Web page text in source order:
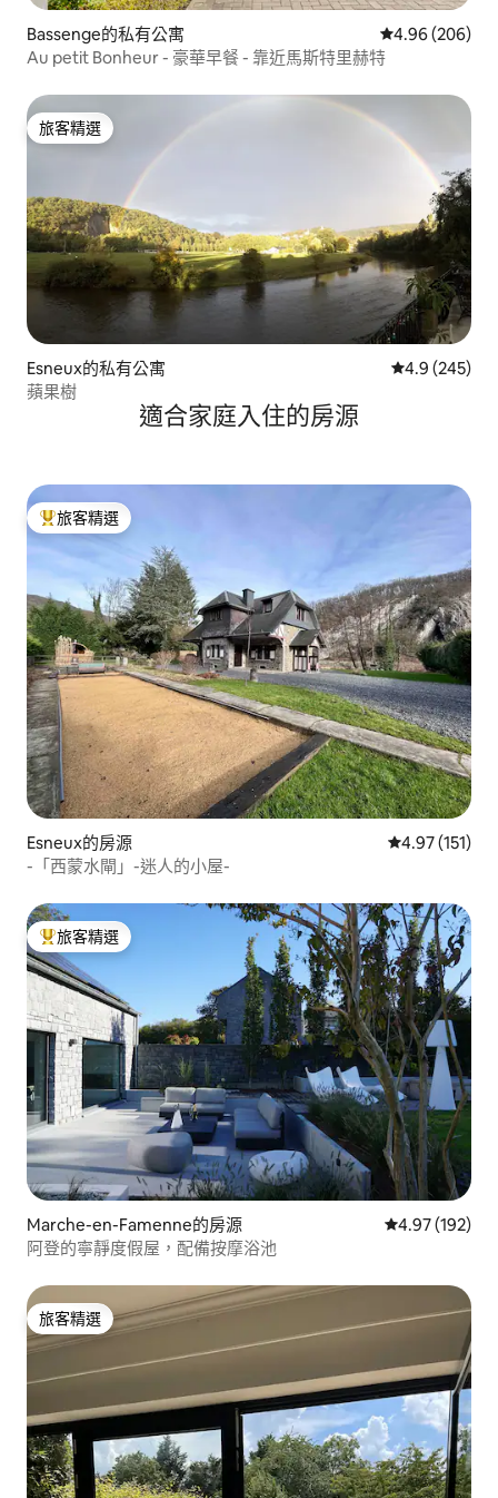
Bassenge的私有公寓 從 206 則評價
4.96 (206)
Au petit Bonheur - 豪華早餐 - 靠近馬斯特里赫特
旅客精選
旅客精選
Esneux的私有公寓 從 245 則評
4.9 (245)
蘋果樹
適合家庭入住的房源
旅客精選榜首
旅客精選
Esneux的房源 從 151 則評價
4.97 (151)
-「西蒙水閘」-迷人的小屋-
旅客精選榜首
旅客精選
Marche-en-Famenne的房源 從 192 則評價
4.97 (192)
阿登的寧靜度假屋，配備按摩浴池
旅客精選
旅客精選